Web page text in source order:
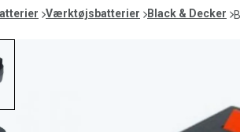
Værktøjsbatterier Black & Decker